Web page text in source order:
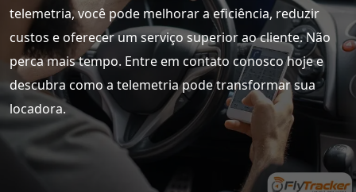
telemetria, você pode melhorar a eficiência, reduzir
custos e oferecer um serviço superior ao cliente. Não
perca mais tempo. Entre em contato conosco hoje e
descubra como a telemetria pode transformar sua
locadora.